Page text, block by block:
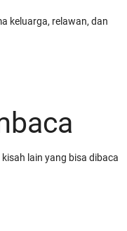
keluarga, relawan, dan
lain yang bisa dibaca